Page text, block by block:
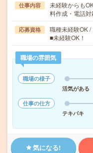
仕事内容
未経験からも
料作成・電話
応募資格
職種未経験OK
■未経験OK！
職場の雰囲気
職場の様子
活気がある
仕事の仕方
テキパキ
気になる!